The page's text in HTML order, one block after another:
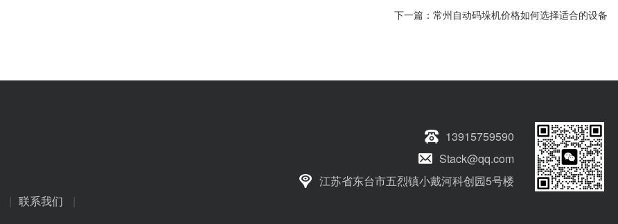
下一篇： 常州自动码垛机价格如何选择适合的设备
13915759590
Stack@qq.com
江苏省东台市五烈镇小戴河科创园5号楼
| 联系我们 |